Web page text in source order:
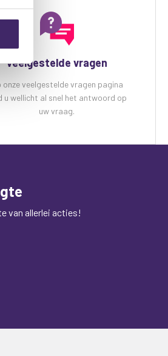
Veelgestelde vragen
onze veelgestelde vragen pagina
u wellicht al snel het antwoord op
uw vraag.
van allerlei acties!